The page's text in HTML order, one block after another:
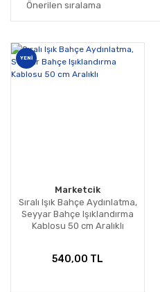
YENİ
Marketcik
Sıralı Işık Bahçe Aydınlatma,
Seyyar Bahçe Işıklandırma
Kablosu 50 cm Aralıklı
540,00 TL